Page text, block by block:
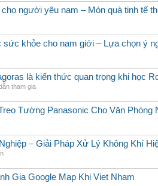
người yêu nam – Món quà tinh tế
sức khỏe cho nam giới – Lựa chọn ý
là kiến thức quan trọng khi học
tham gia
Tường Panasonic Cho Văn Phòng
– Giải Pháp Xử Lý Không Khí
Gia Google Map Khi Viet Nham